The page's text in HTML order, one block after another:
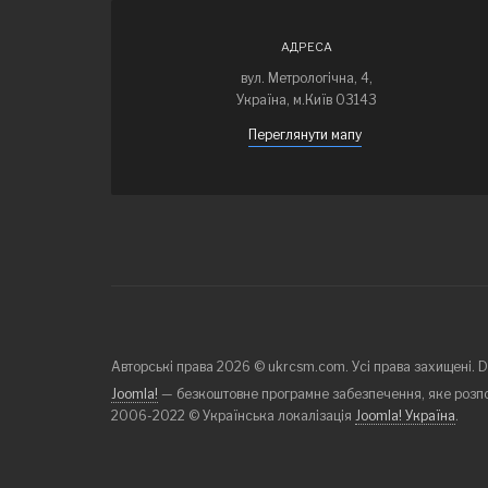
АДРЕСА
вул. Метрологічна, 4,
Україна, м.Київ 03143
Переглянути мапу
Авторські права 2026 © ukrcsm.com. Усі права захищені.
Joomla! — безкоштовне програмне забезпечення, яке
2006-2022 © Українська локалізація Joomla! Україна.